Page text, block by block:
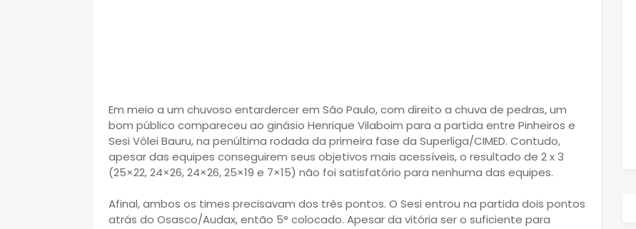
Em meio a um chuvoso entardercer em São Paulo, com direito a chuva de pedras, um
bom público compareceu ao ginásio Henrique Vilaboim para a partida entre Pinheiros e
Sesi Vôlei Bauru, na penúltima rodada da primeira fase da Superliga/CIMED. Contudo,
apesar das equipes conseguirem seus objetivos mais acessíveis, o resultado de 2 x 3
(25×22, 24×26, 24×26, 25×19 e 7×15) não foi satisfatório para nenhuma das equipes.
Afinal, ambos os times precisavam dos três pontos. O Sesi entrou na partida dois pontos
atrás do Osasco/Audax, então 5° colocado. Apesar da vitória ser o suficiente para